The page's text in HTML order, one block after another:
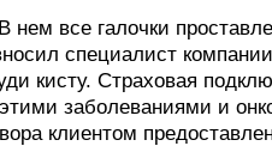
нем все галочки
специалист
кисту. Страховая
заболеваниями и
клиентом